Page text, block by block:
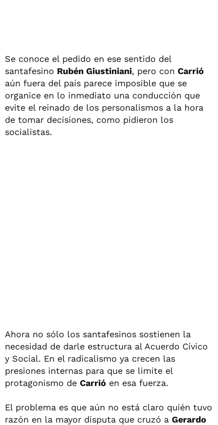
Se conoce el pedido en ese sentido del
santafesino Rubén Giustiniani, pero con Carrió
aún fuera del país parece imposible que se
organice en lo inmediato una conducción que
evite el reinado de los personalismos a la hora
de tomar decisiones, como pidieron los
socialistas.
Ahora no sólo los santafesinos sostienen la
necesidad de darle estructura al Acuerdo Cívico
y Social. En el radicalismo ya crecen las
presiones internas para que se limite el
protagonismo de Carrió en esa fuerza.
El problema es que aún no está claro quién tuvo
razón en la mayor disputa que cruzó a Gerardo